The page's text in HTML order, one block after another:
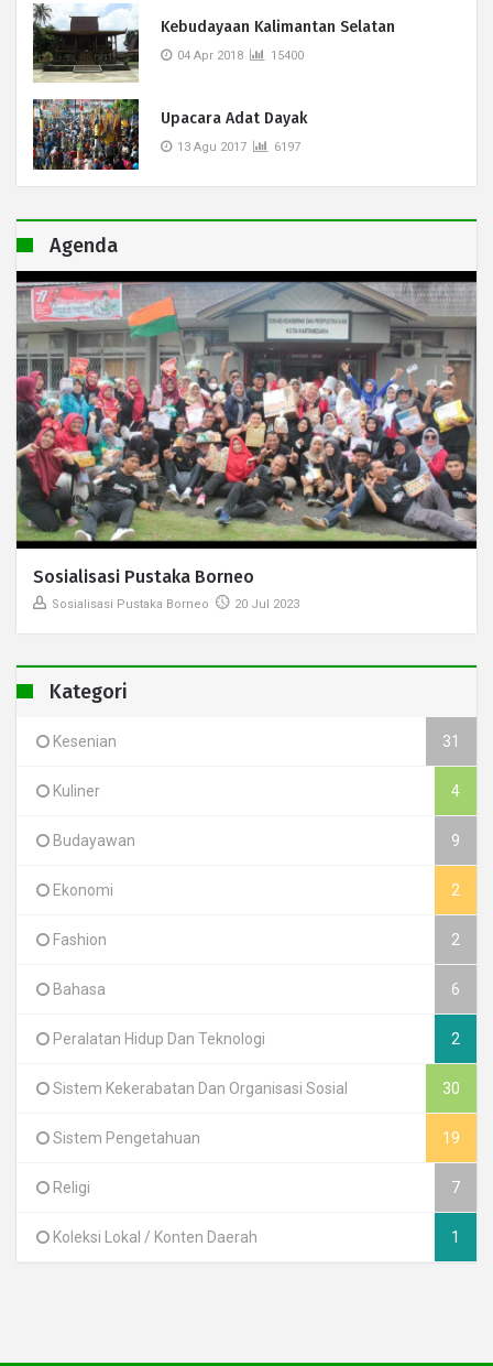
Kebudayaan Kalimantan Selatan
04 Apr 2018 15400
Upacara Adat Dayak
13 Agu 2017 6197
Agenda
Sosialisasi Pustaka Borneo
Sosialisasi Pustaka Borneo 20 Jul 2023
Kategori
Kesenian 31
Kuliner 4
Budayawan 9
Ekonomi 2
Fashion 2
Bahasa 6
Peralatan Hidup Dan Teknologi 2
Sistem Kekerabatan Dan Organisasi Sosial 30
Sistem Pengetahuan 19
Religi 7
Koleksi Lokal / Konten Daerah 1